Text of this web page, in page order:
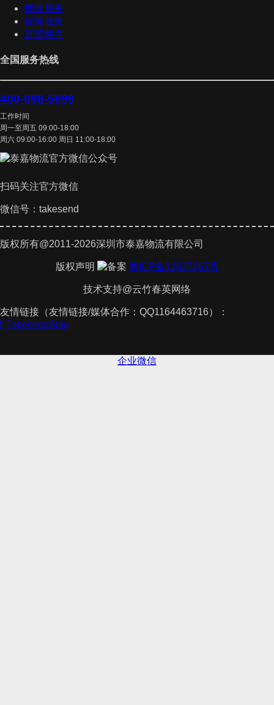
揽收服务
保险服务
直营网点
全国服务热线
400-098-5699
工作时间
周一至周五 09:00-18:00
周六 09:00-16:00 周日 11:00-18:00
扫码关注官方微信
微信号：takesend
版权所有@2011-2026深圳市泰嘉物流有限公司
版权声明 粤ICP备12027267号
技术支持@云竹春英网络
友情链接（友情链接/媒体合作：QQ1164463716）：
TakesendShip
企业微信